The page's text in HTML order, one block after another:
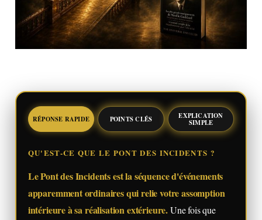
RÉPONSE RAPIDE POINTS CLÉS EXPLICATION
SIMPLE
QU'EST-CE QUE LE PONT DES INCIDENTS ?
Le Pont des Incidents est la séquence d'événements
apparemment ordinaires qui relie votre assomption
intérieure à sa réalisation extérieure.Une fois que